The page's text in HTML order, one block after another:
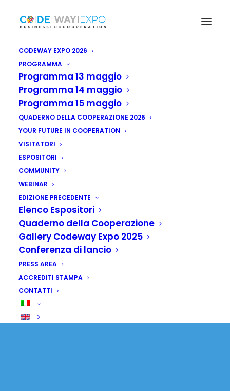
CODEWAY EXPO 2026
PROGRAMMA
Programma 13 maggio
Programma 14 maggio
Programma 15 maggio
QUADERNO DELLA COOPERAZIONE 2026
YOUR FUTURE IN COOPERATION
VISITATORI
ESPOSITORI
COMMUNITY
WEBINAR
EDIZIONE PRECEDENTE
Elenco Espositori
Quaderno della Cooperazione
Gallery Codeway Expo 2025
Conferenza di lancio
PRESS AREA
ACCREDITI STAMPA
CONTATTI